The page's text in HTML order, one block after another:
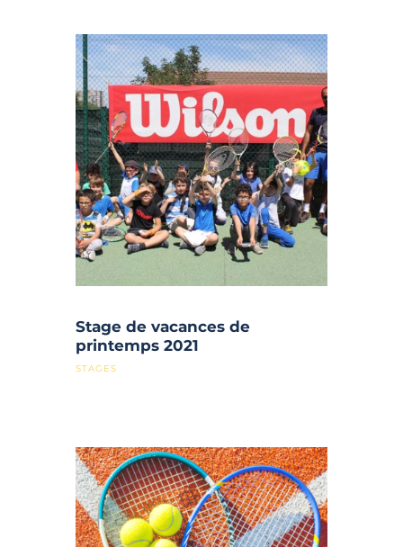
Stage de vacances de
printemps 2021
STAGES